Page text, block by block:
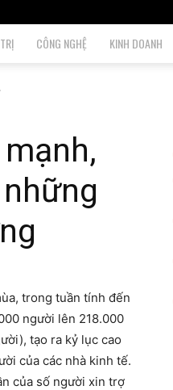
CÔNG NGHỆ KINH DOANH
trong tuần tính đến
người lên 218.000
tạo ra kỷ lục cao
của các nhà kinh tế.
của số người xin trợ